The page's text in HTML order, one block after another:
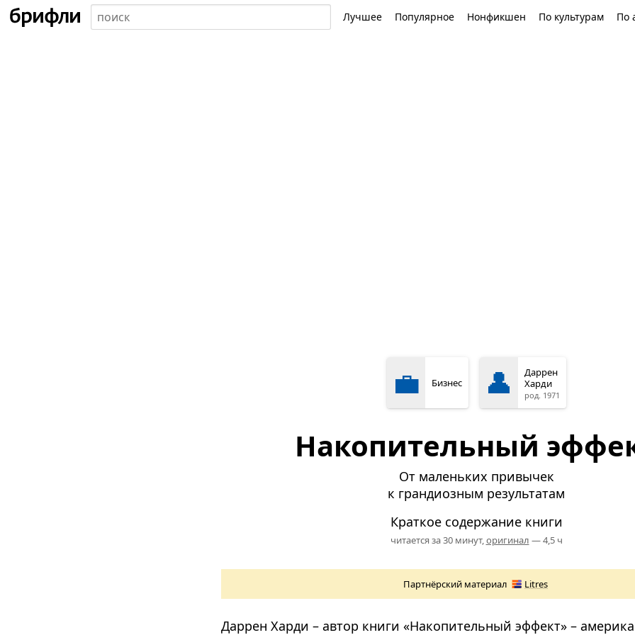
Лучшее Популярное Нонфикшен По культурам По
💼 Бизнес 👤
Даррен
Харди
род. 1971
Накопительный
От маленьких привычек
к грандиозным результатам
Краткое содержание книги
читается за 30 минут,оригинал — 4,5 ч
Партнёрский материал Litres
Даррен Харди – автор книги «Накопительный эффект» –